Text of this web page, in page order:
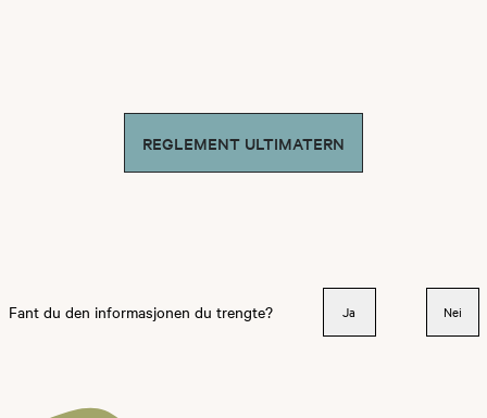
REGLEMENT ULTIMATERN
Fant du den informasjonen du trengte? Ja Nei